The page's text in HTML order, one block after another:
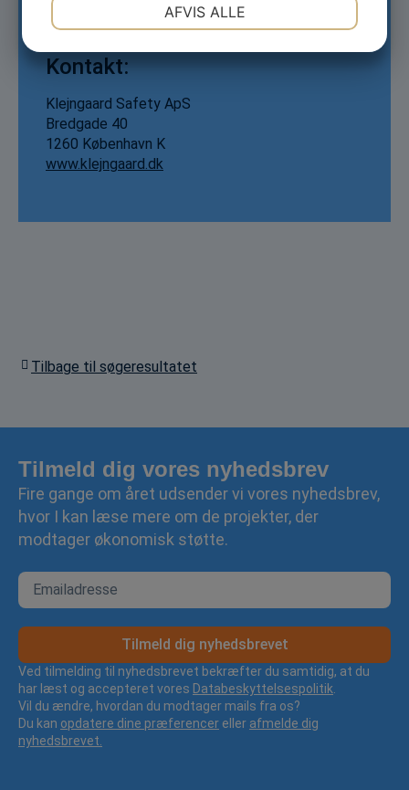
2023-2024
Kontakt:
Klejngaard Safety ApS
Bredgade 40
1260 København K
www.klejngaard.dk
Tilbage til søgeresultatet
Tilmeld dig vores nyhedsbrev
Fire gange om året udsender vi vores nyhedsbrev,
hvor I kan læse mere om de projekter, der
modtager økonomisk støtte.
Tilmeld dig nyhedsbrevet
Ved tilmelding til nyhedsbrevet bekræfter du samtidig, at du
har læst og accepteret vores Databeskyttelsespolitik
Vil du ændre, hvordan du modtager mails fra os?
Du kan opdatere dine præferencer eller afmelde dig
nyhedsbrevet.
MARKETING
AFVIS ALLE